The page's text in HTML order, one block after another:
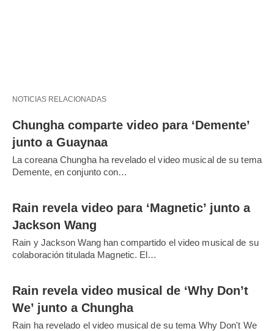
NOTICIAS RELACIONADAS
Chungha comparte video para ‘Demente’
junto a Guaynaa
La coreana Chungha ha revelado el video musical de su tema
Demente, en conjunto con…
Rain revela video para ‘Magnetic’ junto a
Jackson Wang
Rain y Jackson Wang han compartido el video musical de su
colaboración titulada Magnetic. El…
Rain revela video musical de ‘Why Don’t
We’ junto a Chungha
Rain ha revelado el video musical de su tema Why Don't We